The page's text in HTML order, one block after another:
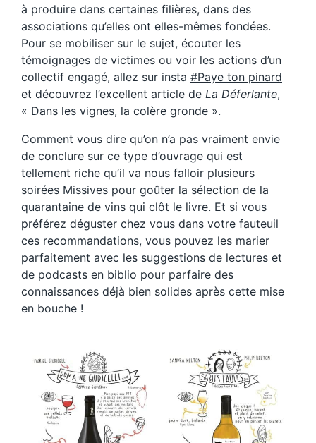
à produire dans certaines filières, dans des
associations qu’elles ont elles-mêmes fondées.
Pour se mobiliser sur le sujet, écouter les
témoignages de victimes ou voir les actions d’un
collectif engagé, allez sur insta #Paye ton pinard
et découvrez l’excellent article de La Déferlante,
« Dans les vignes, la colère gronde ».
Comment vous dire qu’on n’a pas vraiment envie
de conclure sur ce type d’ouvrage qui est
tellement riche qu’il va nous falloir plusieurs
soirées Missives pour goûter la sélection de la
quarantaine de vins qui clôt le livre. Et si vous
préférez déguster chez vous dans votre fauteuil
ces recommandations, vous pouvez les marier
parfaitement avec les suggestions de lectures et
de podcasts en biblio pour parfaire des
connaissances déjà bien solides après cette mise
en bouche !